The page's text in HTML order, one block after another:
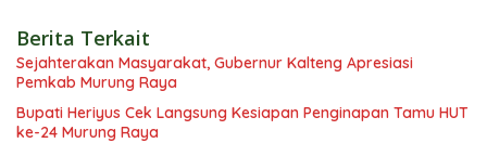
Berita Terkait
Sejahterakan Masyarakat, Gubernur Kalteng Apresiasi
Pemkab Murung Raya
Bupati Heriyus Cek Langsung Kesiapan Penginapan Tamu HUT
ke-24 Murung Raya